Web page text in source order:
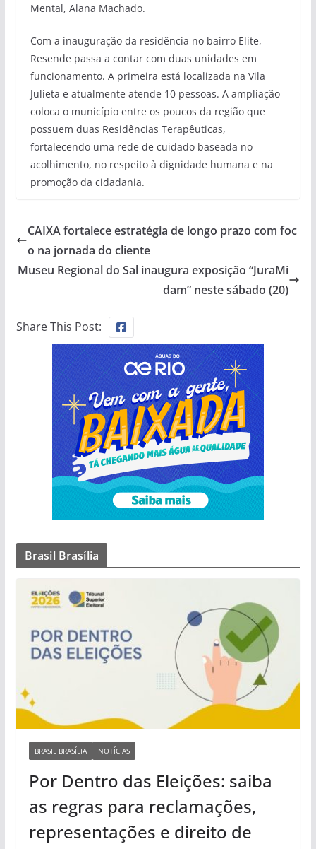
Mental, Alana Machado.
Com a inauguração da residência no bairro Elite,
Resende passa a contar com duas unidades em
funcionamento. A primeira está localizada na Vila
Julieta e atualmente atende 10 pessoas. A ampliação
coloca o município entre os poucos da região que
possuem duas Residências Terapêuticas,
fortalecendo uma rede de cuidado baseada no
acolhimento, no respeito à dignidade humana e na
promoção da cidadania.
CAIXA fortalece estratégia de longo prazo com foc
o na jornada do cliente
Museu Regional do Sal inaugura exposição “JuraMi
dam” neste sábado (20)
Share This Post:
Brasil Brasília
BRASIL BRASÍLIA NOTÍCIAS
Por Dentro das Eleições: saiba
as regras para reclamações,
representações e direito de